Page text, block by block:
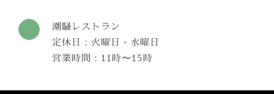
潮騒レストラン
定休日：火曜日・水曜日
営業時間：11時〜15時